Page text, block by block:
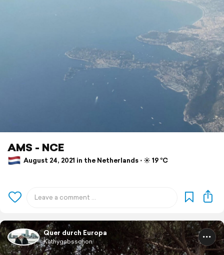
AMS - NCE
August 24, 2021 in the Netherlands ⋅ ☀️ 19 °C
Quer durch Europa
Kathygabsschon